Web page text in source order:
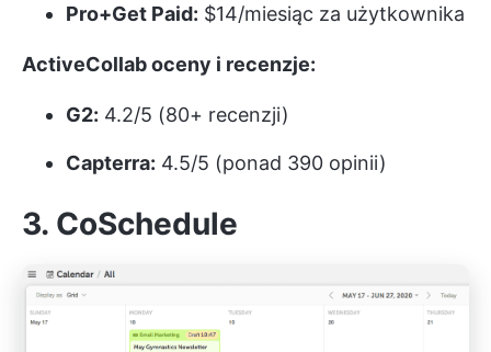
Pro+Get Paid: $14/miesiąc za użytkownika
ActiveCollab oceny i recenzje:
G2: 4.2/5 (80+ recenzji)
Capterra: 4.5/5 (ponad 390 opinii)
3. CoSchedule